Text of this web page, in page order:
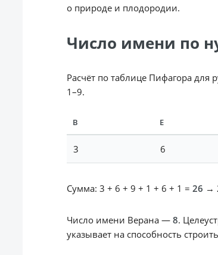
о природе и плодородии.
Число имени по
Расчёт по таблице Пифагора для
1–9.
В Е
3 6
Сумма: 3 + 6 + 9 + 1 + 6 + 1 = 26 →
Число имени Верана — 8.
указывает на способность